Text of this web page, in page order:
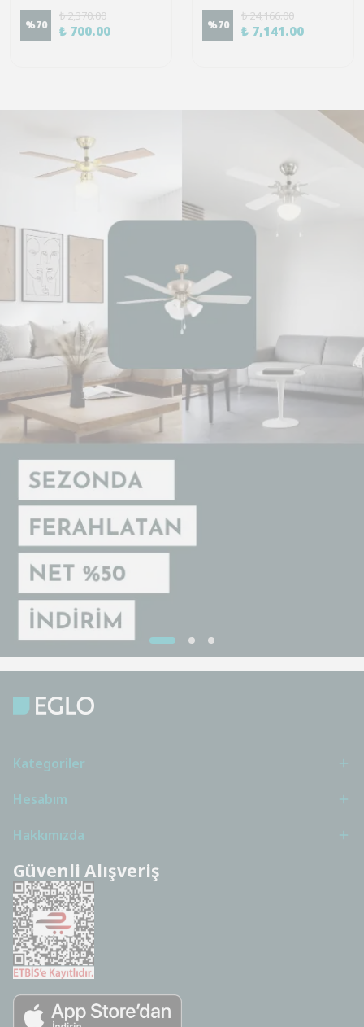
%70
₺ 2,370.00
₺ 700.00 %70
₺ 24,166.00
₺ 7,141.00
Kategoriler
Hesabım
Hakkımızda
Güvenli Alışveriş